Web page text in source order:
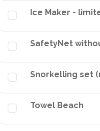
Ice Maker -
SafetyNet
Snorkelling set
Towel Beach